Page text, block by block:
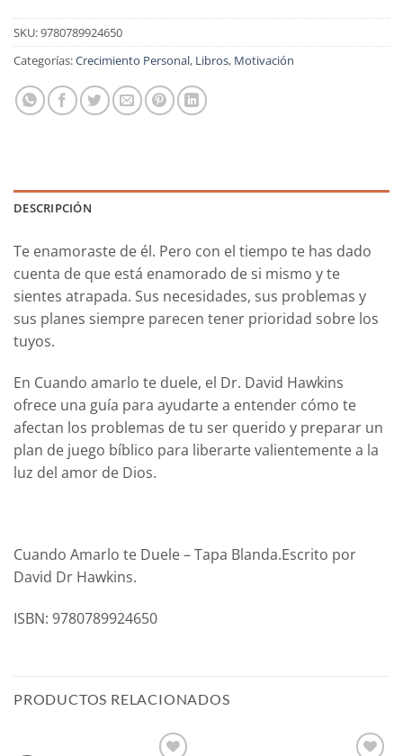
SKU:9780789924650
Categorías:Crecimiento Personal, Libros, Motivación
DESCRIPCIÓN
Te enamoraste de él. Pero con el tiempo te has dado
cuenta de que está enamorado de si mismo y te
sientes atrapada. Sus necesidades, sus problemas y
sus planes siempre parecen tener prioridad sobre los
tuyos.
En Cuando amarlo te duele, el Dr. David Hawkins
ofrece una guía para ayudarte a entender cómo te
afectan los problemas de tu ser querido y preparar un
plan de juego bíblico para liberarte valientemente a la
luz del amor de Dios.
Cuando Amarlo te Duele – Tapa Blanda.Escrito por
David Dr Hawkins.
ISBN: 9780789924650
PRODUCTOS RELACIONADOS